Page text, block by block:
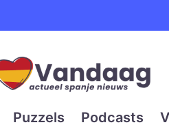
digitale
Puzzels Podcasts